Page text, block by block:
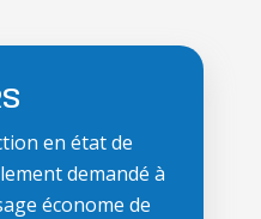
en état de
demandé à
économe de